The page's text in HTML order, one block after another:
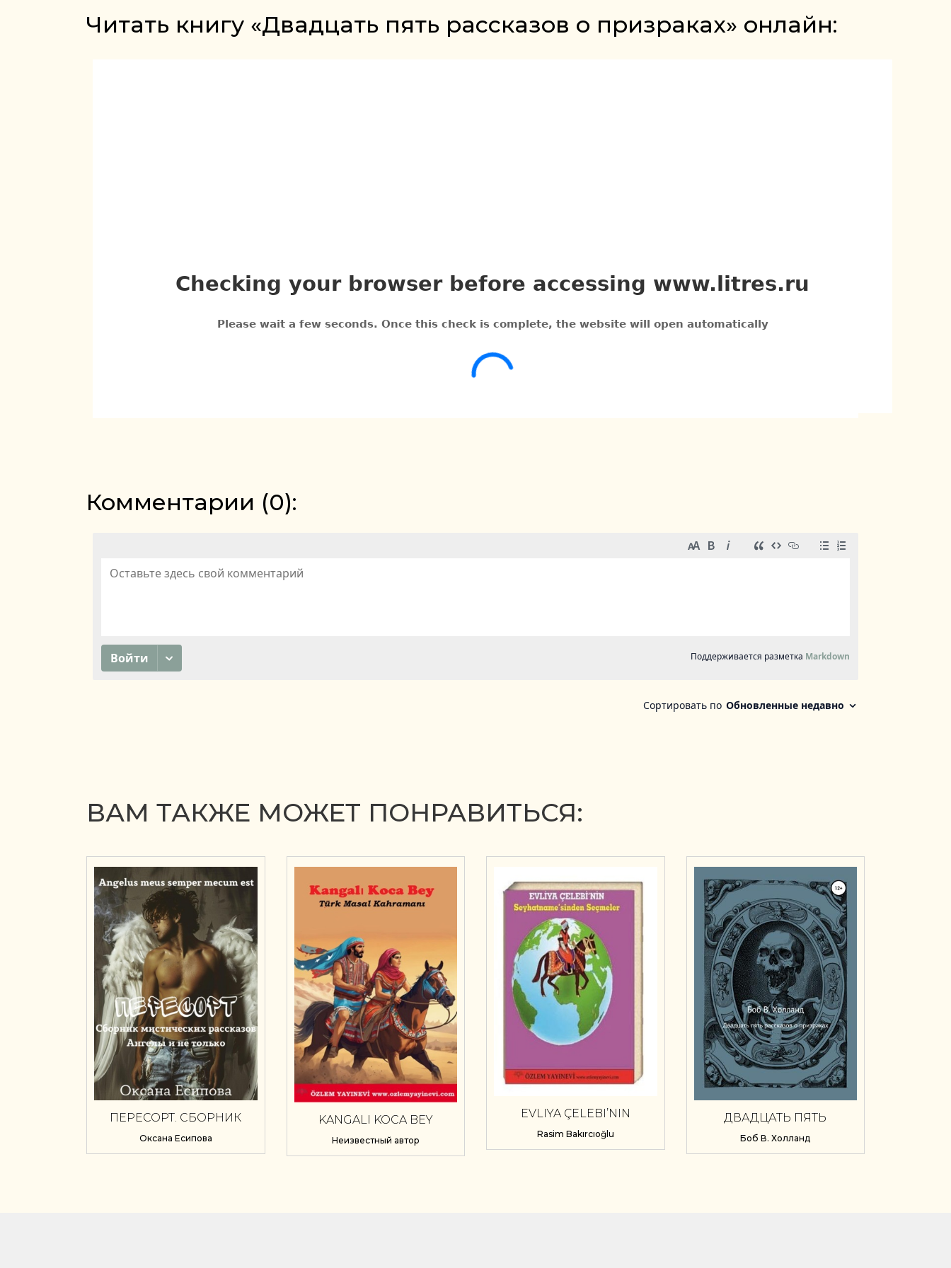
Читать книгу «Двадцать пять рассказов о призраках» онлайн:
Комментарии (0):
ВАМ ТАКЖЕ МОЖЕТ ПОНРАВИТЬСЯ:
ПЕРЕСОРТ. СБОРНИК
РАССКАЗОВ
Оксана Есипова
KANGALI KOCA BEY
Неизвестный автор
EVLIYA ÇELEBI’NIN
SEYHATNAMESINDEN
SEÇMELER
Rasim Bakırcıoğlu
ДВАДЦАТЬ ПЯТЬ
РАССКАЗОВ О ПРИЗРАКАХ
Боб В. Холланд